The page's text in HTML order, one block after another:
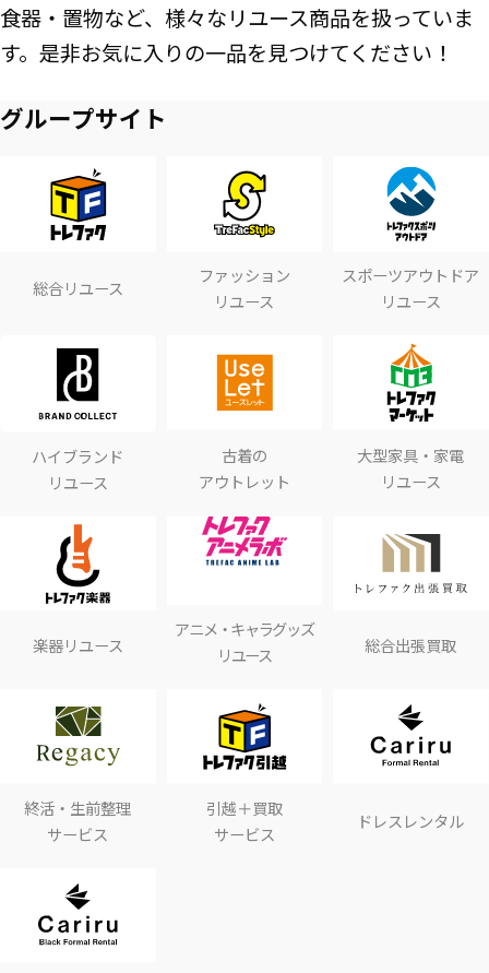
食器・置物など、様々なリユース商品を扱っていま
す。是非お気に入りの一品を見つけてください！
グループサイト
総合リユース
ファッション
リユース
スポーツアウトドア
リユース
ハイブランド
リユース
古着の
アウトレット
大型家具・家電
リユース
楽器リユース
アニメ・キャラグッズ
リユース
総合出張買取
終活・生前整理
サービス
引越＋買取
サービス
ドレスレンタル